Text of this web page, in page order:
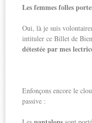
Les femmes folles
Oui, là je suis
intituler ce Billet de
détestée par mes
Enfonçons encore le
passive :